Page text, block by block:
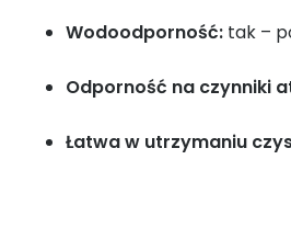
Wodoodporność: tak –
Odporność na czynniki
Łatwa w utrzymaniu